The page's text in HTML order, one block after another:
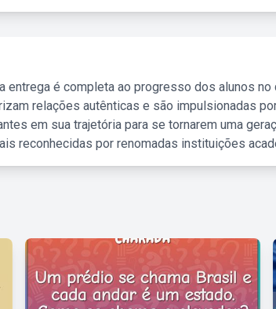
entrega é completa ao progresso dos alunos
relações autênticas e são impulsionadas
em sua trajetória para se tornarem uma
reconhecidas por renomadas instituições